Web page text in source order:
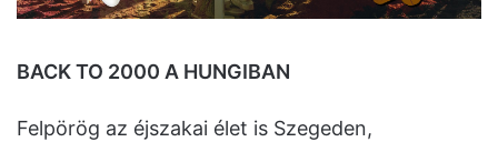
BACK TO 2000 A HUNGIBAN
Felpörög az éjszakai élet is Szegeden,